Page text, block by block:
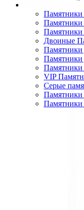
Памятники
Двоиные
Памятники
Памятники
Памятники
VIP
Серые
Памятники